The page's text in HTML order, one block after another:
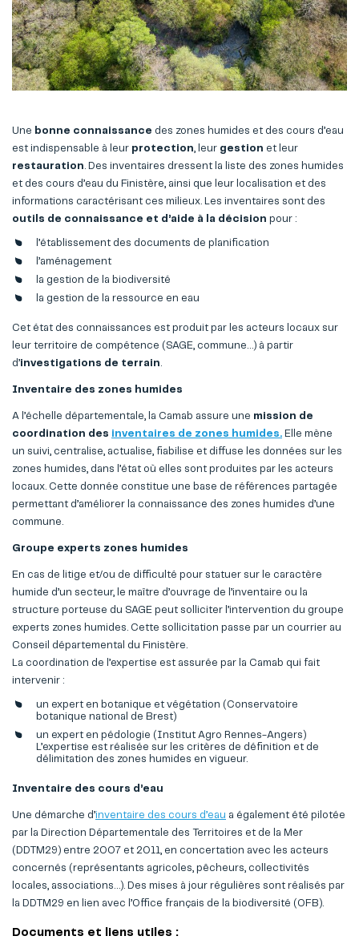
Une bonne connaissance des zones humides et des cours d’eau
est indispensable à leur protection, leur gestion et leur
restauration. Des inventaires dressent la liste des zones humides
et des cours d’eau du Finistère, ainsi que leur localisation et des
informations caractérisant ces milieux. Les inventaires sont des
outils de connaissance et d’aide à la décision pour :
l’établissement des documents de planification
l’aménagement
la gestion de la biodiversité
la gestion de la ressource en eau
Cet état des connaissances est produit par les acteurs locaux sur
leur territoire de compétence (SAGE, commune…) à partir
d’investigations de terrain.
Inventaire des zones humides
A l’échelle départementale, la Camab assure une mission de
coordination des inventaires de zones humides. Elle mène
un suivi, centralise, actualise, fiabilise et diffuse les données sur les
zones humides, dans l’état où elles sont produites par les acteurs
locaux. Cette donnée constitue une base de références partagée
permettant d’améliorer la connaissance des zones humides d’une
commune.
Groupe experts zones humides
En cas de litige et/ou de difficulté pour statuer sur le caractère
humide d’un secteur, le maître d’ouvrage de l’inventaire ou la
structure porteuse du SAGE peut solliciter l’intervention du groupe
experts zones humides. Cette sollicitation passe par un courrier au
Conseil départemental du Finistère.
La coordination de l’expertise est assurée par la Camab qui fait
intervenir :
un expert en botanique et végétation (Conservatoire
botanique national de Brest)
un expert en pédologie (Institut Agro Rennes-Angers)
L’expertise est réalisée sur les critères de définition et de
délimitation des zones humides en vigueur.
Inventaire des cours d’eau
Une démarche d’inventaire des cours d’eau a également été pilotée
par la Direction Départementale des Territoires et de la Mer
(DDTM29) entre 2007 et 2011, en concertation avec les acteurs
concernés (représentants agricoles, pêcheurs, collectivités
locales, associations…). Des mises à jour régulières sont réalisés par
la DDTM29 en lien avec l’Office français de la biodiversité (OFB).
Documents et liens utiles :